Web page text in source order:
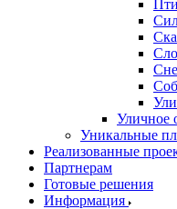
Уличное
Уникальные
Реализованные
Партнерам
Готовые решения
Информация